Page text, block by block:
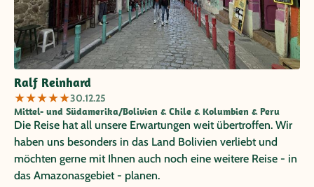
Ralf Reinhard
★★★★★30.12.25
Mittel- und Südamerika/Bolivien & Chile & Kolumbien & Peru
Die Reise hat all unsere Erwartungen weit übertroffen. Wir
haben uns besonders in das Land Bolivien verliebt und
möchten gerne mit Ihnen auch noch eine weitere Reise - in
das Amazonasgebiet - planen.